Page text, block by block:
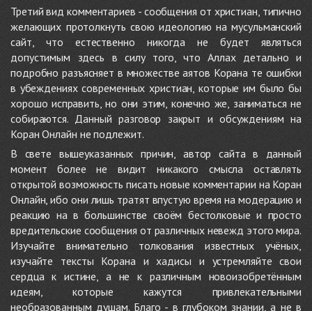
Третий вид комментариев - сообщения от христиан, типично
желающих протолкнуть свою идеологию на мусульманский
сайт, что естественно никогда не будет являться
допустимым здесь в силу того, что Аллах детально и
подробно разъясняет в множестве аятов Корана те ошибки
в убеждениях современных христиан, которые им было бы
хорошо исправить, но они этим, конечно же, заниматься не
собираются. Данный разговор закрыт и обсуждениям на
Коран Онлайн не подлежит.
В свете вышеуказанных причин, автор сайта в данный
момент более не видит никакого смысла оставлять
открытой возможность писать новые комментарии на Коран
Онлайн, ибо они лишь тратят впустую время на модерацию и
реакцию на в большинстве своём бестолковые и просто
вредительские сообщения от различных невежд этого мира.
Изучайте внимательно толкования известных учёных,
изучайте тексты Корана и хадисы и устремляйте свои
сердца к истине, а не к различным новоизобретённым
идеям, которые кажутся привлекательными
необразованным душам. Благо - в глубоком знании, а не в